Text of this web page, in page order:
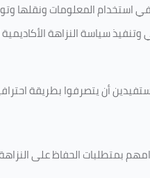
في استخدام المعلومات ونقلها
سياسة النزاهة
أن يتصرفوا بطريقة
بمتطلبات الحفاظ على